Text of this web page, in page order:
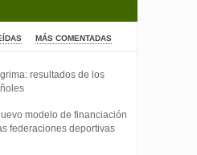
MÁS COMENTADAS
resultados de los
modelo de financiación
federaciones deportivas